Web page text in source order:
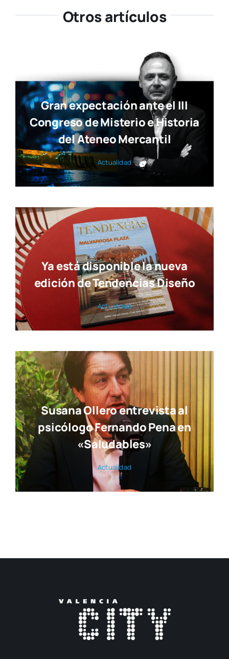
Otros artículos
Gran expectación ante el III
Congreso de Misterio e Historia
del Ateneo Mercantil
Actua­li­dad
Ya está disponible la nueva
edición de Tendencias Diseño
Actua­li­dad
Susana Ollero entrevista al
psicólogo Fernando Pena en
«Saludables»
Actua­li­dad